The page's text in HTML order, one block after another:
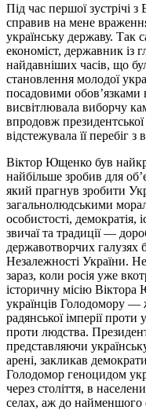
Під час першої зустрічі
справив на мене
українську державу. Так
економіст, державник із
найдавніших часів, що
становлення молодої
посадовими обов’язками
висвітлювала виборчу
впродовж
відстежувала її перебіг
Віктор Ющенко був
найбільше зробив для
який прагнув зробити
загальнолюдськими
особистості, демократія,
звичаї та традиції —
державотворчих галузях
Незалежності України.
зараз, коли росія уже
історичну місію Віктора
українців Голодомору —
радянської імперії
проти людства.
представляючи
арені, закликав
Голодомор геноцидом
через століття, в
селах, аж до найменшого